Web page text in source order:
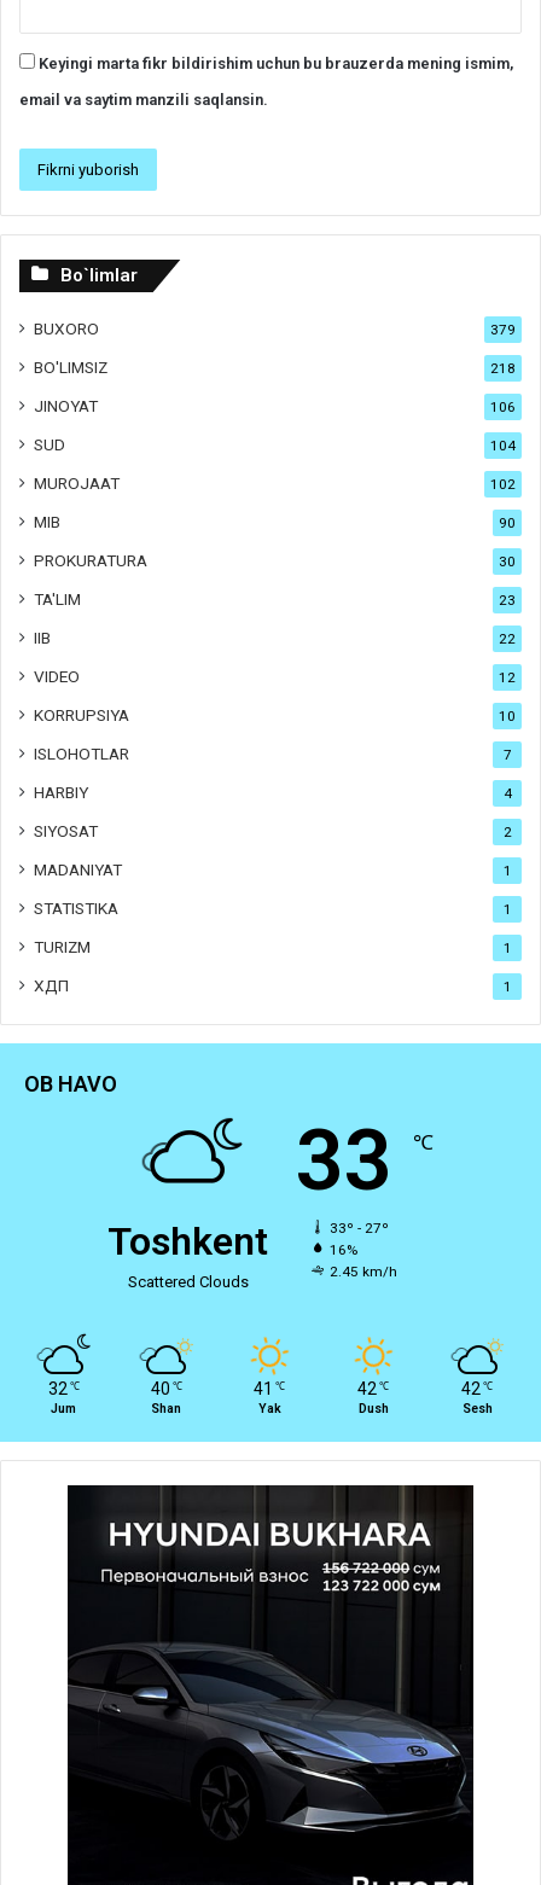
Keyingi marta fikr bildirishim uchun bu brauzerda mening ismim,
email va saytim manzili saqlansin.
Bo`limlar
BUXORO 379
BO'LIMSIZ 218
JINOYAT 106
SUD 104
MUROJAAT 102
MIB 90
PROKURATURA 30
TA'LIM 23
IIB 22
VIDEO 12
KORRUPSIYA 10
ISLOHOTLAR 7
HARBIY 4
SIYOSAT 2
MADANIYAT 1
STATISTIKA 1
TURIZM 1
ХДП 1
OB HAVO
Toshkent
Scattered Clouds
33 ℃
33º - 27º
16%
2.45 km/h
32 ℃
Jum
40 ℃
Shan
41 ℃
Yak
42 ℃
Dush
42 ℃
Sesh